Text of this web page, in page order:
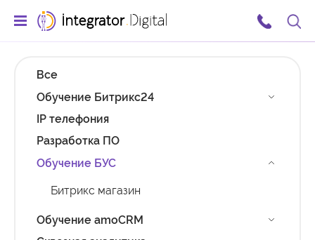
Ссылка на главную страницу
Все
Обучение Битрикс24
IP телефония
Разработка ПО
Обучение БУС
Битрикс магазин
Обучение amoCRM